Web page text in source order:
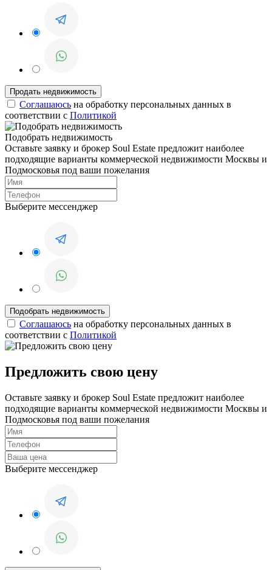
Соглашаюсь на обработку персональных данных в
соответствии с Политикой
Подобрать недвижимость
Оставьте заявку и брокер Soul Estate предложит наиболее
подходящие варианты коммерческой недвижимости Москвы и
Подмосковья под ваши пожелания
Выберите мессенджер
Соглашаюсь на обработку персональных данных в
соответствии с Политикой
Предложить свою цену
Оставьте заявку и брокер Soul Estate предложит наиболее
подходящие варианты коммерческой недвижимости Москвы и
Подмосковья под ваши пожелания
Выберите мессенджер